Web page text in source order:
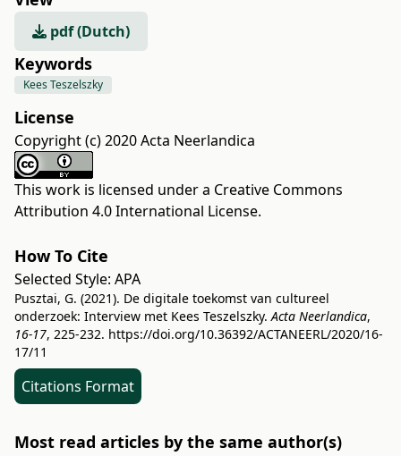
pdf (Dutch)
Keywords
Kees Teszelszky
License
Copyright (c) 2020 Acta Neerlandica
This work is licensed under a Creative Commons
Attribution 4.0 International License.
How To Cite
Selected Style: APA
Pusztai, G. (2021). De digitale toekomst van cultureel
onderzoek: Interview met Kees Teszelszky.Acta Neerlandica,
16-17, 225-232. https://doi.org/10.36392/ACTANEERL/2020/16-
17/11
Citations Format
Most read articles by the same author(s)